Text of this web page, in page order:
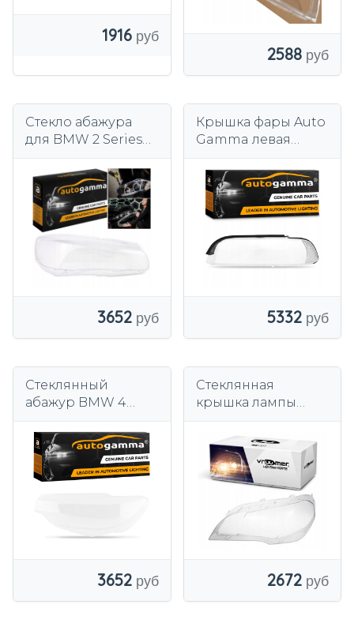
1916
2588
Стекло абажура
для BMW 2 Series
(2014-2022) правое
3652
Крышка фары Auto
Gamma левая
2000-2004 гг.
5332
Стеклянный
абажур BMW 4
(13-17) левый
3652
Стеклянная
крышка лампы
(2006 - 2013) левая
2672